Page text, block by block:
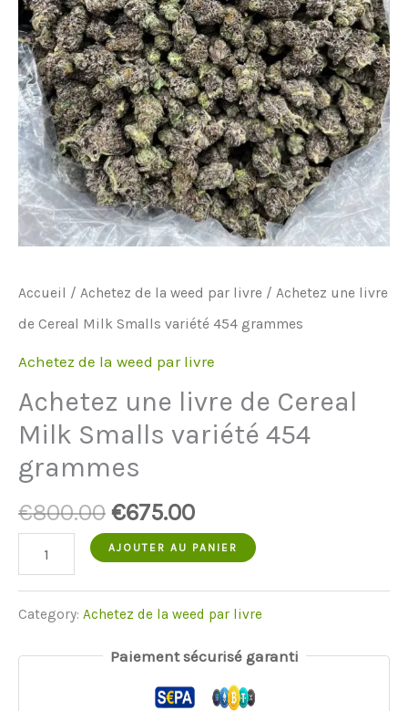
Accueil / Achetez de la weed par livre / Achetez une livre
de Cereal Milk Smalls variété 454 grammes
Achetez de la weed par livre
Achetez une livre de Cereal
Milk Smalls variété 454
grammes
€800.00 Le
prix
était
€800.00.
€675.00Le
prix
est
€675.00.
quantité
de
buy
AJOUTER AU PANIER
Category: Achetez de la weed par livre
Paiement sécurisé garanti